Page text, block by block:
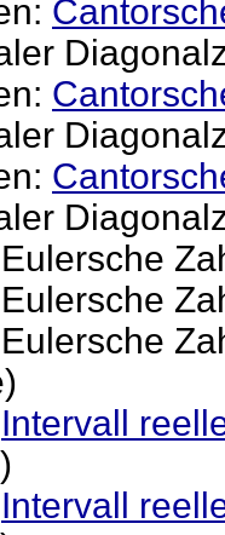
Intervall
Intervall